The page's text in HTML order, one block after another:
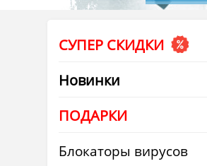
СУПЕР СКИДКИ
Новинки
ПОДАРКИ
Блокаторы вирусов